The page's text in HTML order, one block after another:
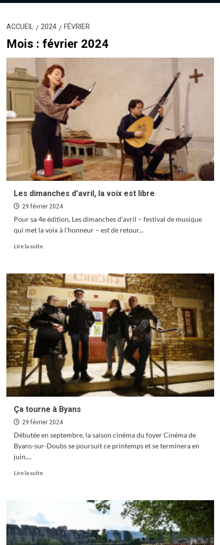
ACCUEIL 2024 FÉVRIER
Mois : février 2024
Les dimanches d’avril, la voix est libre
29 février 2024
Pour sa 4e édition, Les dimanches d’avril – festival de musique
qui met la voix à l’honneur – est de retour...
Lire la suiteEn
sur
Les
dimanches
d’avril,
la
voix
est
Ça tourne à Byans
29 février 2024
Débutée en septembre, la saison cinéma du foyer Cinéma de
Byans-sur-Doubs se poursuit ce printemps et se terminera en
juin....
Lire la suiteEn
tourne
à
Byans